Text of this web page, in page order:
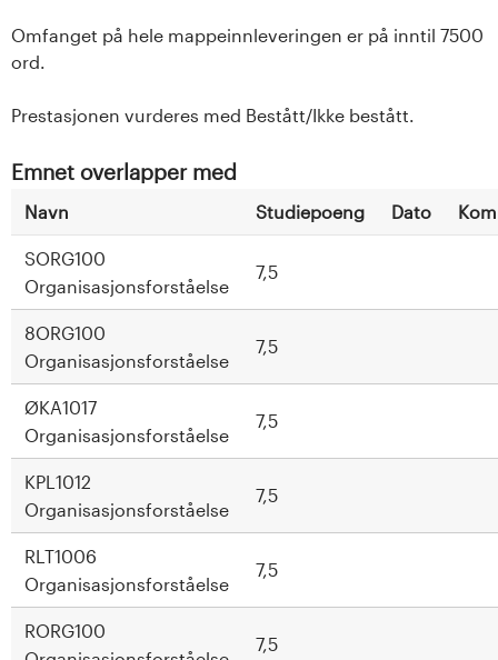
Omfanget på hele mappeinnleveringen er på inntil 7500
ord.
Prestasjonen vurderes med Bestått/Ikke bestått.
Emnet overlapper med
Navn Studiepoeng Dato
SORG100
Organisasjonsforståelse
7,5
8ORG100
Organisasjonsforståelse
7,5
ØKA1017
Organisasjonsforståelse
7,5
KPL1012
Organisasjonsforståelse
7,5
RLT1006
Organisasjonsforståelse
7,5
RORG100
7,5